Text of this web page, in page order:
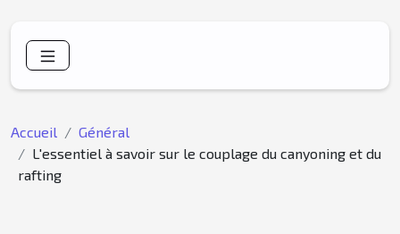
Accueil
Général
L'essentiel à savoir sur le couplage du canyoning et du
rafting